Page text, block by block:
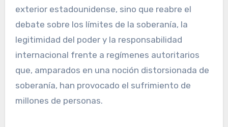
exterior estadounidense, sino que reabre el
debate sobre los límites de la soberanía, la
legitimidad del poder y la responsabilidad
internacional frente a regímenes autoritarios
que, amparados en una noción distorsionada de
soberanía, han provocado el sufrimiento de
millones de personas.